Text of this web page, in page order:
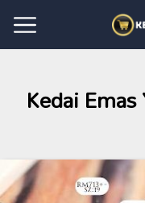
Kedai